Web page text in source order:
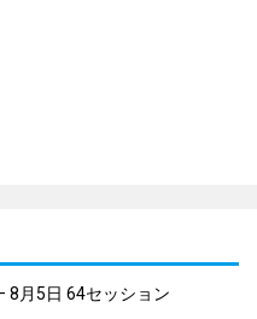
8月5日 64セッション